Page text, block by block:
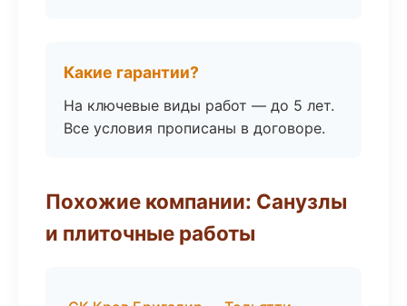
Какие гарантии?
На ключевые виды работ — до 5 лет.
Все условия прописаны в договоре.
Похожие компании: Санузлы
и плиточные работы